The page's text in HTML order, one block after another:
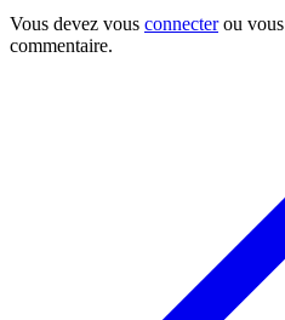
Vous devez vous connecterou vous
commentaire.